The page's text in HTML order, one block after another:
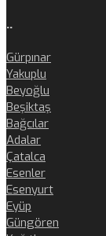
..
Gürpınar
Yakuplu
Beyoğlu
Beşiktaş
Bağcılar
Adalar
Çatalca
Esenler
Esenyurt
Eyüp
Güngören